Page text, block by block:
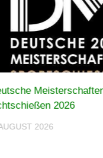
2026
2026